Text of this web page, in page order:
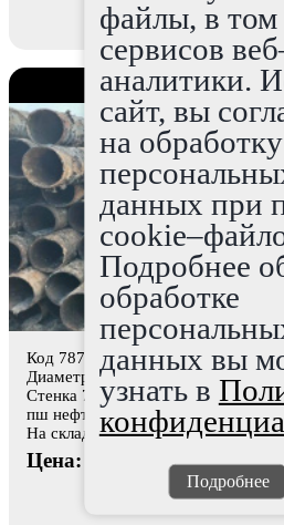
В
Труба бу
Код 7876
Диаметр 325мм
Стенка 7,5-8мм
пш нефть, вода битум, можно
На складе: 500т
Цена: 53000 руб.
файлы, в том
сервисов
аналитики.
сайт, вы
на обработку
данных при
Подробнее
обработке
данных вы
узнать в
Подробнее